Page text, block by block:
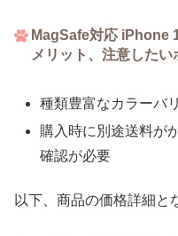
MagSafe対応 iPhone
メリット、注意したい
種類豊富なカラーバ
購入時に別途送料が
確認が必要
以下、商品の価格詳細と